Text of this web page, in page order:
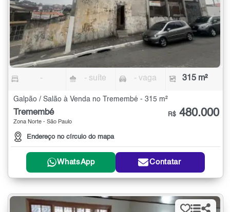
- - suíte - vaga 315 m²
Galpão / Salão à Venda no Tremembé - 315 m²
Tremembé
Zona Norte - São Paulo
Endereço no círculo do mapa
R$ 480.000
WhatsApp Contatar